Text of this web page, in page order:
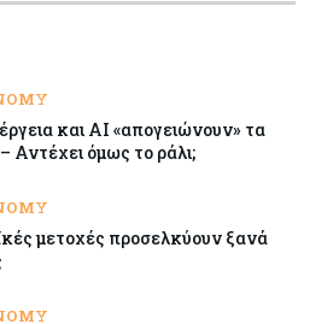
Αλλάζει τα δεδομένα στην
επικίνδυνη «τελειότητα»
09-08-2026
«φρενάρει» το άνοιγμα των
- Ελλάδας
και AI «απογειώνουν» τα
Αντέχει όμως το ράλι;
μετοχές προσελκύουν ξανά